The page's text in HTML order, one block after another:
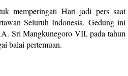
memperingati Hari jadi pers saat
Seluruh Indonesia. Gedung ini
Sri Mangkunegoro VII, pada tahun
balai pertemuan.